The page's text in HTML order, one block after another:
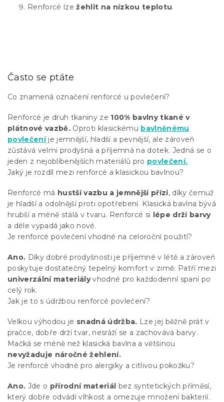
Renforcé lzežehlit na nízkou teplotu.
Často se ptáte
Co znamená označení renforcé u povlečení?
Renforcé je druh tkaniny ze 100% bavlny tkané v
plátnové vazbě. Oproti klasickému bavlněnému
povlečeníje jemnější, hladší a pevnější, ale zároveň
zůstává velmi prodyšná a příjemná na dotek. Jedná se o
jeden z nejoblíbenějších materiálů pro povlečení.
Jaký je rozdíl mezi renforcé a klasickou bavlnou?
Renforcé má hustší vazbu a jemnější přízi, díky čemuž
je hladší a odolnější proti opotřebení. Klasická bavlna bývá
hrubší a méně stálá v tvaru. Renforcé si lépe drží barvy
a déle vypadá jako nové.
Je renforcé povlečení vhodné na celoroční použití?
Ano. Díky dobré prodyšnosti je příjemné v létě a zároveň
poskytuje dostatečný tepelný komfort v zimě. Patří mezi
univerzální materiályvhodné pro každodenní spaní po
celý rok.
Jak je to s údržbou renforcé povlečení?
Velkou výhodou je snadná údržba. Lze jej běžně prát v
pračce, dobře drží tvar, nesráží se a zachovává barvy.
Mačká se méně než klasická bavlna a většinou
nevyžaduje náročné žehlení.
Je renforcé vhodné pro alergiky a citlivou pokožku?
Ano. Jde o přírodní materiál bez syntetických příměsí,
který dobře odvádí vlhkost a omezuje množení bakterií.